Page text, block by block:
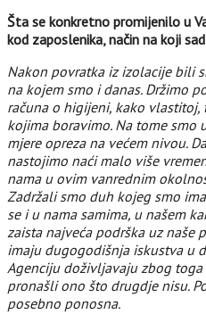
Šta se konkretno promijenilo u
kod zaposlenika, način na koji
Nakon povratka iz izolacije bili
na kojem smo i danas. Držimo
računa o higijeni, kako
kojima boravimo. Na tome smo
mjere opreza na većem nivou.
nastojimo naći malo više
nama u ovim vanrednim
Zadržali smo duh kojeg smo
se i u nama samima, u našem
zaista najveća podrška uz naše
imaju dugogodišnja iskustva u
Agenciju doživljavaju zbog
pronašli ono što drugdje nisu.
posebno ponosna.